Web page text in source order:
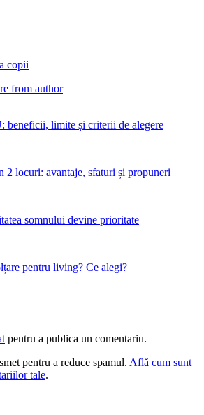
copii
from author
beneficii, limite și criterii de alegere
2 locuri: avantaje, sfaturi și propuneri
somnului devine prioritate
pentru living? Ce alegi?
pentru a publica un comentariu.
pentru a reduce spamul. Află cum sunt
tale.